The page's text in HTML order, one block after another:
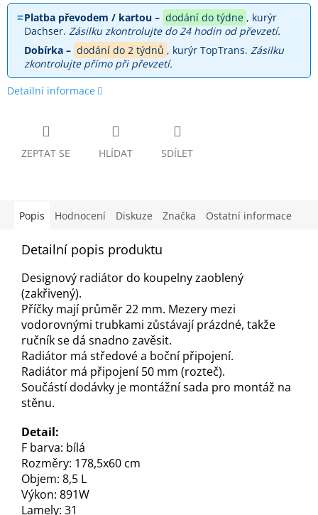
Platba převodem / kartou – dodání do týdne , kurýr
Dachser. Zásilku zkontrolujte do 24 hodin od převzetí.
Dobírka – dodání do 2 týdnů , kurýr TopTrans. Zásilku
zkontrolujte přímo při převzetí.
Detailní informace
ZEPTAT SE HLÍDAT SDÍLET
Popis Hodnocení Diskuze Značka Ostatní informace
Detailní popis produktu
Designový radiátor do koupelny zaoblený
(zakřivený).
Příčky mají průměr 22 mm. Mezery mezi
vodorovnými trubkami zůstávají prázdné, takže
ručník se dá snadno zavěsit.
Radiátor má středové a boční připojení.
Radiátor má připojení 50 mm (rozteč).
Součástí dodávky je montážní sada pro montáž na
stěnu.
Detail:
F barva: bílá
Rozměry: 178,5x60 cm
Objem: 8,5 L
Výkon: 891W
Lamely: 31